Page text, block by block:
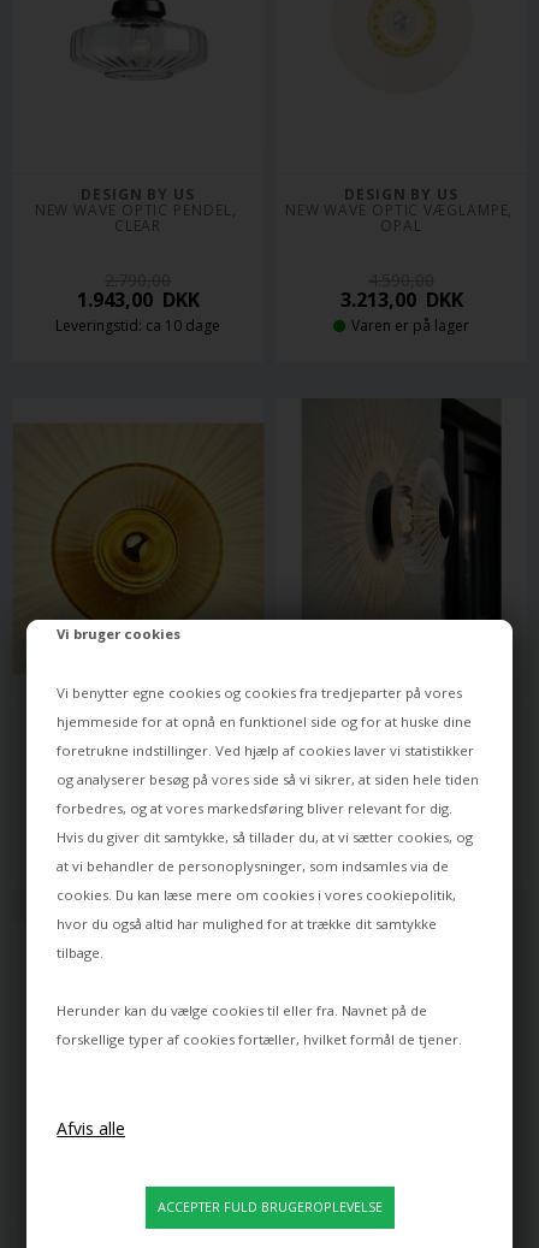
Vi bruger cookies
Vi benytter egne cookies og cookies fra tredjeparter på vores
hjemmeside for at opnå en funktionel side og for at huske dine
foretrukne indstillinger. Ved hjælp af cookies laver vi statistikker
og analyserer besøg på vores side så vi sikrer, at siden hele tiden
forbedres, og at vores markedsføring bliver relevant for dig.
Hvis du giver dit samtykke, så tillader du, at vi sætter cookies, og
at vi behandler de personoplysninger, som indsamles via de
cookies. Du kan læse mere om cookies i vores cookiepolitik,
hvor du også altid har mulighed for at trække dit samtykke
tilbage.
Herunder kan du vælge cookies til eller fra. Navnet på de
forskellige typer af cookies fortæller, hvilket formål de tjener.
DESIGN BY US
NEW WAVE OPTIC PENDEL,
CLEAR
1.943,00DKK
Leveringstid: ca 10 dage
DESIGN BY US
NEW WAVE OPTIC VÆGLAMPE,
OPAL
3.213,00DKK
Varen er på lager
DESIGN BY US
NEW WAVE OPTIC XL
VÆGLAMPE, AMBER
5.790,00
4.053,00
Leveringstid: ca 10 dage
DESIGN BY US
NEW WAVE OPTIC OUTDOOR
VÆGLAMPE DÆMPBAR, CLEAR
5.990,00
DKK
Leveringstid: ca 10 dage